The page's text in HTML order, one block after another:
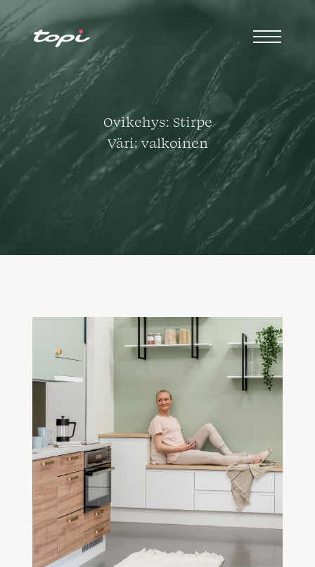
Ovikehys: Stirpe
Väri: valkoinen